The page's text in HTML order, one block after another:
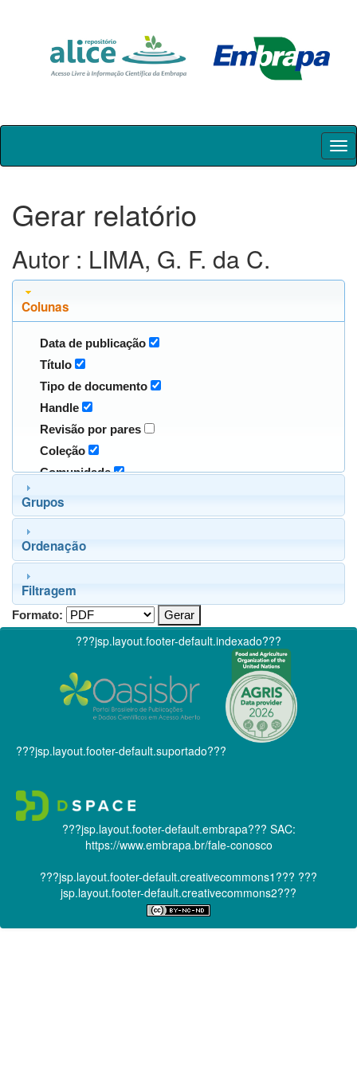
Skip
Gerar relatório
Autor : LIMA, G. F. da C.
Colunas
Data de publicação
Título
Tipo de documento
Handle
Revisão por pares
Coleção
Comunidade
Grupos
Ordenação
Filtragem
Formato:
???jsp.layout.footer-default.indexado???
???jsp.layout.footer-default.suportado???
???jsp.layout.footer-default.embrapa??? SAC:
https://www.embrapa.br/fale-conosco
???jsp.layout.footer-default.creativecommons1??? ???
jsp.layout.footer-default.creativecommons2???